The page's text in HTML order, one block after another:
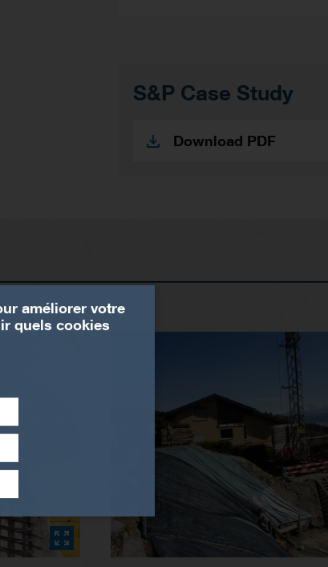
S&P Case Study
Download PDF
améliorer votre
quels cookies